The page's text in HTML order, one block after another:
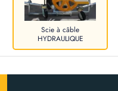
Scie à câble
HYDRAULIQUE